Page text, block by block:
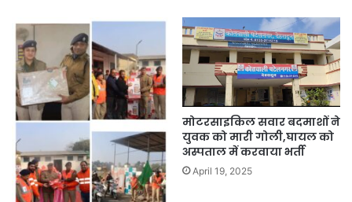
मोटरसाइकिल सवार बदमाशों ने
युवक को मारी गोली,घायल को
अस्पताल में करवाया भर्ती
April 19, 2025